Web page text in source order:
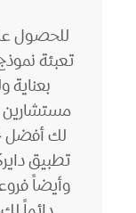
للحصول
تعبئة
مستشارين
لك أفضل
تطبيق
وأيضاً